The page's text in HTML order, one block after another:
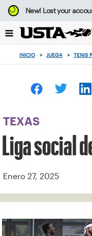
Enfoque
desde
botón
volver
principio
New!Lost your
INICIO > JUEGA > TENIS
TEXAS
Liga social
Enero 27, 2025